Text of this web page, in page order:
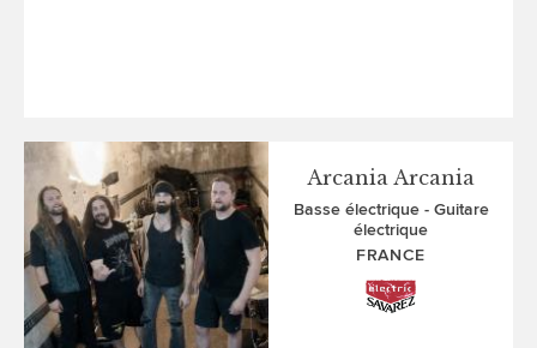
Arcania Arcania
Basse électrique
Guitare
électrique
FRANCE